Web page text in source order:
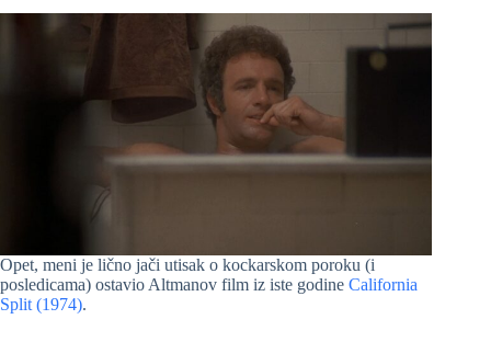
Opet, meni je lično jači utisak o kockarskom poroku (i
posledicama) ostavio Altmanov film iz iste godine California
Split (1974).